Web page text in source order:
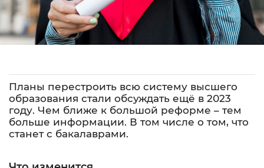
Планы перестроить всю систему высшего
образования стали обсуждать ещё в 2023
году. Чем ближе к большой реформе – тем
больше информации. В том числе о том, что
станет с бакалаврами.